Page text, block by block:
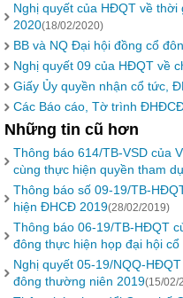
Nghị quyết của HĐQT về
2020(18/02/2020)
BB và NQ Đại hội đồng cổ
Nghị quyết 09 của HĐQT về
Giấy Ủy quyền nhận cổ tức,
Các Báo cáo, Tờ trình
Những tin cũ hơn
Thông báo 614/TB-VSD của
cùng thực hiện quyền tham
Thông báo số 09-19/TB-
hiện ĐHCĐ 2019(28/02/2019)
Thông báo 06-19/TB-HĐQT
đông thực hiện họp đại hội
Nghị quyết 05-19/NQQ-
đông thường niên 2019(15/02/